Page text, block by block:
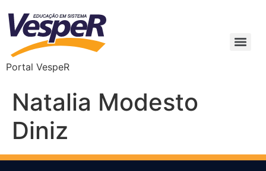
Portal VespeR
Natalia Modesto
Diniz